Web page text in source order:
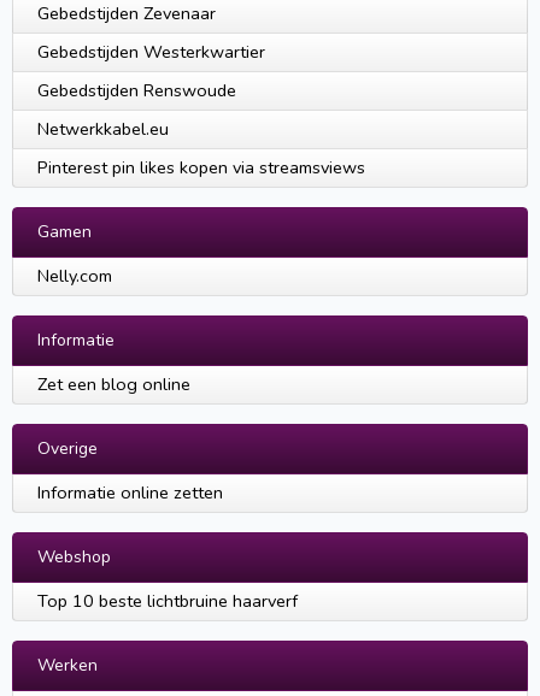
Gebedstijden Zevenaar
Gebedstijden Westerkwartier
Gebedstijden Renswoude
Netwerkkabel.eu
Pinterest pin likes kopen via streamsviews
Gamen
Nelly.com
Informatie
Zet een blog online
Overige
Informatie online zetten
Webshop
Top 10 beste lichtbruine haarverf
Werken